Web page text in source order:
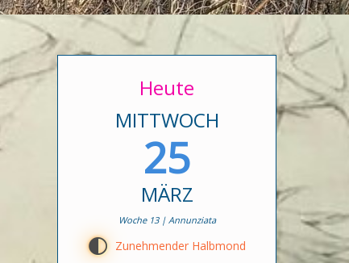
Heute
MITTWOCH
25
MÄRZ
Woche 13 | Annunziata
G Zunehmender Halbmond